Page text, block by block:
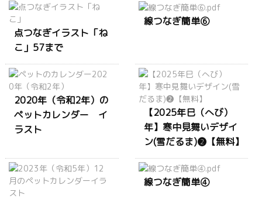
点つなぎイラスト「ね
こ」57まで
線つなぎ簡単⑥
2020年（令和2年）の
ペットカレンダー イ
ラスト
【2025年巳（へび）
年】寒中見舞いデザイ
ン(雪だるま)❷【無料】
線つなぎ簡単④